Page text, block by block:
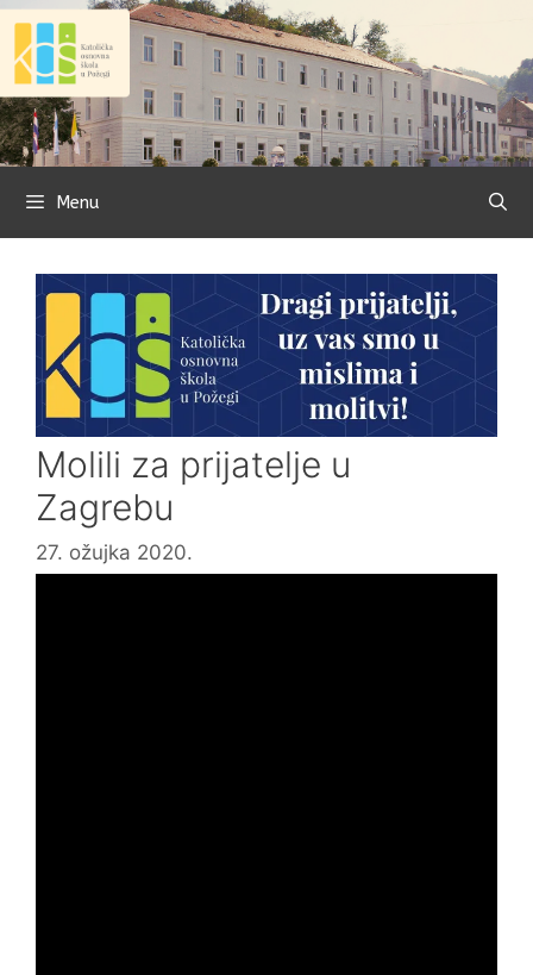
Preskoči
sadržaj
Menu
Molili za prijatelje u
Zagrebu
27. ožujka 2020.